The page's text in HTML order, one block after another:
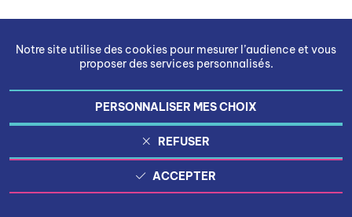
Notre site utilise des cookies pour mesurer l’audience et vous
proposer des services personnalisés.
PERSONNALISER MES CHOIX
REFUSER
ACCEPTER